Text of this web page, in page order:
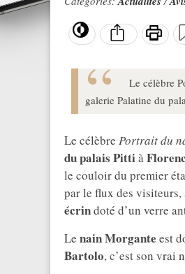
Le célèbre
galerie Palatine du
Le célèbre Portrait du
du palais Pittià
le couloir du premier
par le flux des visiteurs,
écrindoté d’un verre
Le nain Morgante est
Bartolo, c’est son vrai